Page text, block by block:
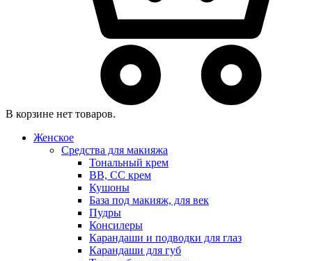
В корзине нет товаров.
Женское
Средства для макияжа
Тональный крем
BB, CC крем
Кушоны
База под макияж, для век
Пудры
Консилеры
Карандаши и подводки для глаз
Карандаши для губ